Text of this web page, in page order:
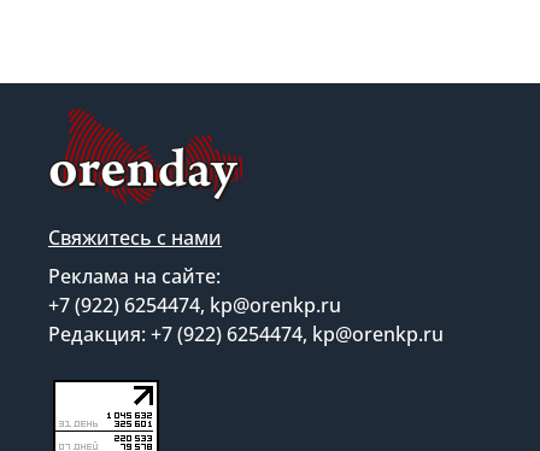
Свяжитесь с нами
Реклама на сайте:
+7 (922) 6254474, kp@orenkp.ru
Редакция: +7 (922) 6254474, kp@orenkp.ru